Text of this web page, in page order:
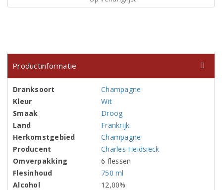
Productinformatie
Dranksoort
Champagne
Kleur
Wit
Smaak
Droog
Land
Frankrijk
Herkomstgebied
Champagne
Producent
Charles Heidsieck
Omverpakking
6 flessen
Flesinhoud
750 ml
Alcohol
12,00%